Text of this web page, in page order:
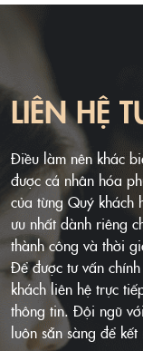
LIÊN HỆ
Điều làm nên khác
được cá nhân hóa
của từng Quý khách
ưu nhất dành riêng
thành công và thời
Để được tư vấn
khách liên hệ trực
thông tin. Đội ngũ
luôn sẵn sàng để